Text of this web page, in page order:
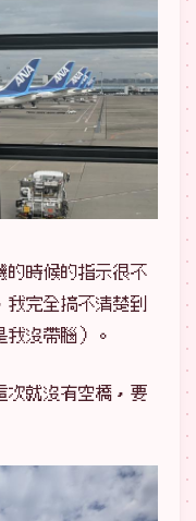
的時候的指示很不
我完全搞不清楚到
沒帶腦）。
次就沒有空橋，要